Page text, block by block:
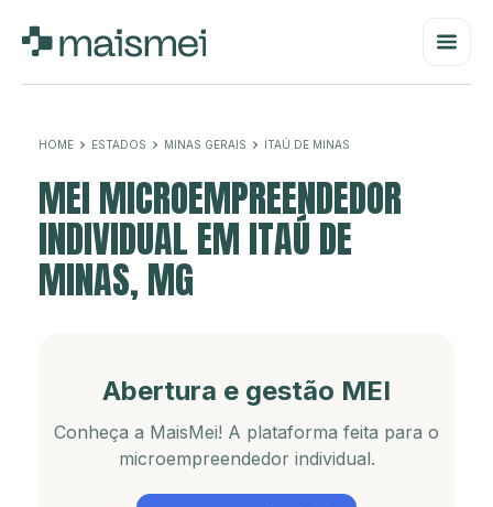
HOME ESTADOS MINAS GERAIS ITAÚ DE MINAS
MEI MICROEMPREENDEDOR
INDIVIDUAL EM ITAÚ DE
MINAS, MG
Abertura e gestão MEI
Conheça a MaisMei! A plataforma feita para o
microempreendedor individual.